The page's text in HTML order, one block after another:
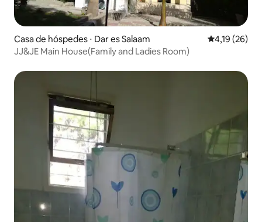
Casa de hóspedes ⋅ Dar es Salaam 4,19 de uma
4,19 (26)
JJ&JE Main House(Family and Ladies Room)